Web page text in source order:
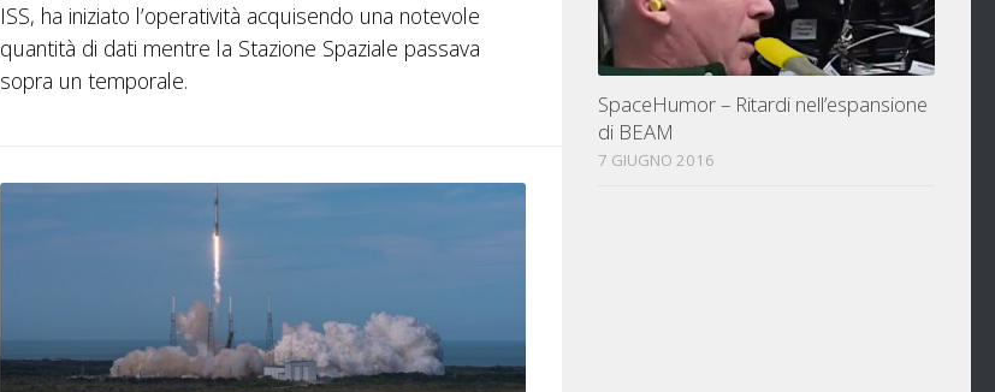
ISS, ha iniziato l’operatività acquisendo una notevole
quantità di dati mentre la Stazione Spaziale passava
sopra un temporale.
SpaceHumor – Ritardi nell’espansione
di BEAM
7 GIUGNO 2016